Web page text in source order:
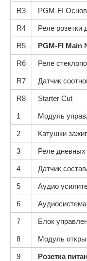
R3 PGM-FI
R4 Реле розетки
R5 PGM-FI Main
R6 Реле
R7 Датчик
R8 Starter Cut
1 Модуль
2 Катушки
3 Реле
4 Датчик
5 Аудио
6
7 Блок
8 Модуль
9 Розетка